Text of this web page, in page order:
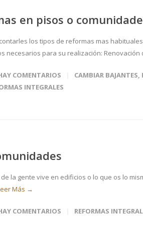
en pisos o
los tipos de reformas mas
necesarios para su realización: Renovación
COMENTARIOS CAMBIAR BAJANTES,
INTEGRALES
la gente vive en edificios o lo que os lo
Más →
COMENTARIOS REFORMAS